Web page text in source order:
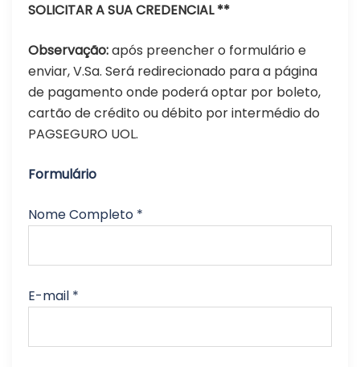
SOLICITAR A SUA CREDENCIAL **
Observação:após preencher o formulário e
enviar, V.Sa. Será redirecionado para a página
de pagamento onde poderá optar por boleto,
cartão de crédito ou débito por intermédio do
PAGSEGURO UOL.
Formulário
Nome Completo *
E-mail *